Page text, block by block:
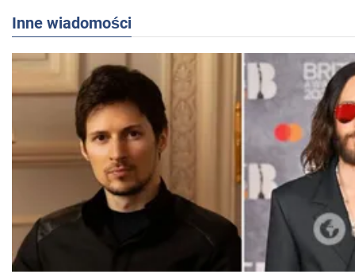
Inne wiadomości